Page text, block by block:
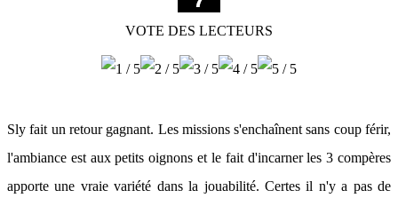
VOTE DES LECTEURS
Sly fait un retour gagnant. Les missions s'enchaînent sans coup férir,
l'ambiance est aux petits oignons et le fait d'incarner les 3 compères
apporte une vraie variété dans la jouabilité. Certes il n'y a pas de